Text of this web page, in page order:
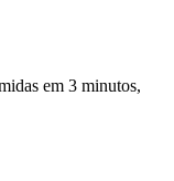
em 3 minutos,